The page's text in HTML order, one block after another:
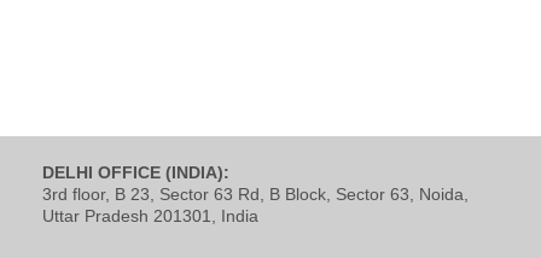
DELHI OFFICE (INDIA):
3rd floor, B 23, Sector 63 Rd, B Block, Sector 63, Noida,
Uttar Pradesh 201301, India